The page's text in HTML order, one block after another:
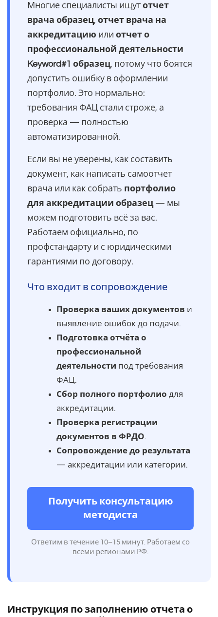
Многие специалисты ищут отчет
врача образец, отчет врача на
аккредитацию или отчет о
профессиональной деятельности
Keyword#1 образец, потому что боятся
допустить ошибку в оформлении
портфолио. Это нормально:
требования ФАЦ стали строже, а
проверка — полностью
автоматизированной.
Если вы не уверены, как составить
документ, как написать самоотчет
врача или как собрать портфолио
для аккредитации образец— мы
можем подготовить всё за вас.
Работаем официально, по
профстандарту и с юридическими
гарантиями по договору.
Что входит в сопровождение
Проверка ваших документов и
выявление ошибок до подачи.
Подготовка отчёта о
профессиональной
деятельности под требования
ФАЦ.
Сбор полного портфолио для
аккредитации.
Проверка регистрации
документов в ФРДО.
Сопровождение до результата
— аккредитации или категории.
Получить консультацию
методиста
Ответим в течение 10–15 минут. Работаем со
всеми регионами РФ.
Инструкция по заполнению отчета о